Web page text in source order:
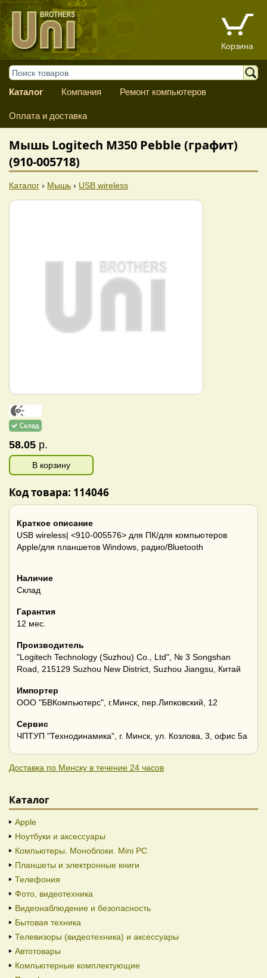
Корзина
Каталог Компания Ремонт компьютеров
Оплата и доставка
Мышь Logitech M350 Pebble (графит)
(910-005718)
Каталог › Мышь › USB wireless
58.05 р.
В корзину
Код товара: 114046
Краткое описание
USB wireless| <910-005576> для ПК/для компьютеров
Apple/для планшетов Windows, радио/Bluetooth
Наличие
Склад
Гарантия
12 мес.
Производитель
"Logitech Technology (Suzhou) Co., Ltd", № 3 Songshan
Road, 215129 Suzhou New District, Suzhou Jiangsu, Китай
Импортер
ООО "БВКомпьютерс", г.Минск, пер.Липковский, 12
Сервис
ЧПТУП "Технодинамика", г. Минск, ул. Козлова, 3, офис 5а
Доставка по Минску в течение 24 часов
Каталог
Apple
Ноутбуки и аксессуары
Компьютеры. Моноблоки. Mini PC
Планшеты и электронные книги
Телефония
Фото, видеотехника
Видеонаблюдение и безопасность
Бытовая техника
Телевизоры (видеотехника) и аксессуары
Автотовары
Компьютерные комплектующие